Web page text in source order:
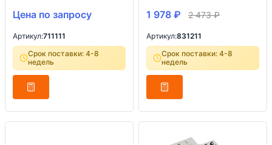
Цена по запросу
Артикул:711111
Срок поставки: 4-8
недель
1 978 ₽ 2 473₽
Артикул:831211
Срок поставки: 4-8
недель